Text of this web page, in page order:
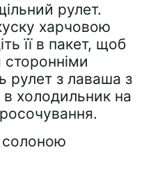
рулет.
харчовою
її в пакет, щоб
рулет з лаваша з
холодильник на